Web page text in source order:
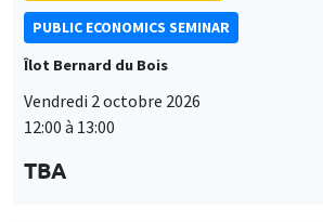
PUBLIC ECONOMICS SEMINAR
Îlot Bernard du Bois
Vendredi 2 octobre 2026
12:00 à 13:00
TBA